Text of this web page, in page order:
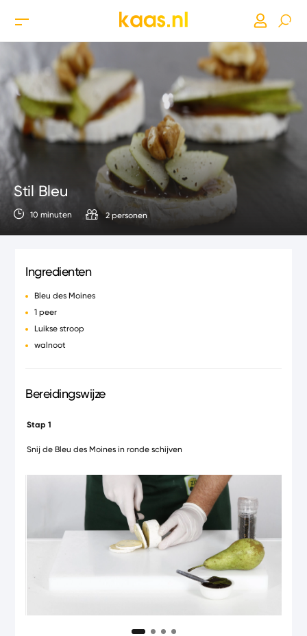
Stil Bleu
10 minuten 2 personen
Ingredienten
Bleu des Moines
1 peer
Luikse stroop
walnoot
Bereidingswijze
Stap 1
Snij de Bleu des Moines in ronde schijven